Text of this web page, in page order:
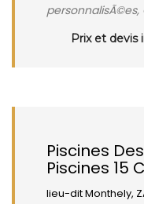
personnalisÃ©es,
Prix et devis
Piscines
Piscines 15
lieu-dit Monthely,